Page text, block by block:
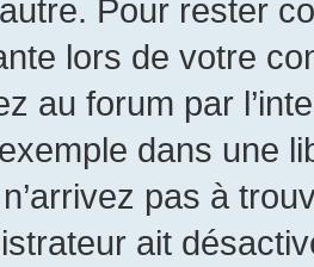
Pour rester
lors de votre
au forum par
dans une
pas à
ait